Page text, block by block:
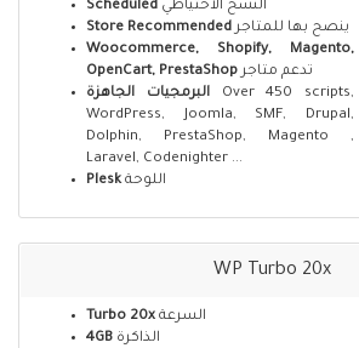
Scheduled النسخ الاحتياطي
Store Recommended ينصح بها للمتاجر
Woocommerce, Shopify, Magento,
OpenCart, PrestaShop تدعم متاجر
البرمجيات الجاهزةOver 450 scripts,
WordPress, Joomla, SMF, Drupal,
Dolphin, PrestaShop, Magento ,
Laravel, Codenighter ...
Plesk اللوحة
WP Turbo 20x
Turbo 20x السرعة
4GB الذاكرة